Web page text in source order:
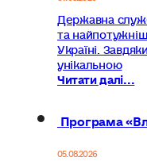
Державна
та
Україні.
унікальною
Читати далі...
Програма
05.08.2026